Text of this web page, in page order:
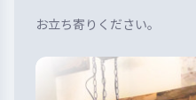
お立ち寄りください。